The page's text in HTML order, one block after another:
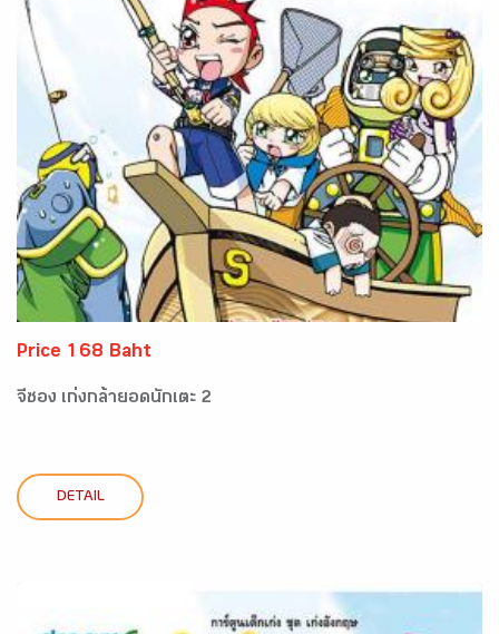
Price 168 Baht
จีซอง เก่งกล้ายอดนักเตะ 2
DETAIL